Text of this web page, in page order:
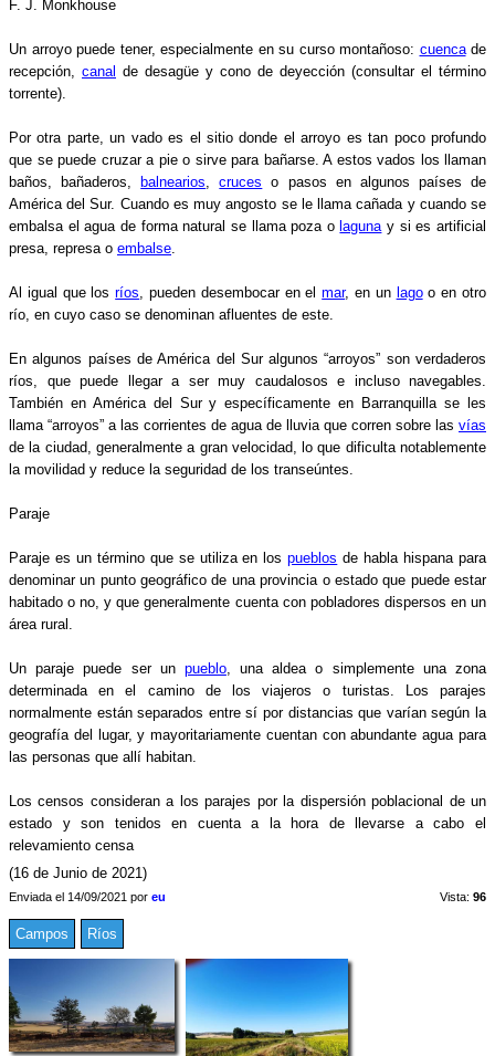
F. J. Monkhouse
Un arroyo puede tener, especialmente en su curso montañoso: cuencade
recepción, canal de desagüe y cono de deyección (consultar el término
torrente).
Por otra parte, un vado es el sitio donde el arroyo es tan poco profundo
que se puede cruzar a pie o sirve para bañarse. A estos vados los llaman
baños, bañaderos,
balnearios ,cruces o pasos en algunos países de
América del Sur. Cuando es muy angosto se le llama cañada y cuando se
embalsa el agua de forma natural se llama poza o laguna y si es artificial
presa, represa o embalse
Al igual que losríos , pueden desembocar en elmar, en un lagoo en otro
río, en cuyo caso se denominan afluentes de este.
En algunos países de América del Sur algunos “arroyos” son verdaderos
ríos, que puede llegar a ser muy caudalosos e incluso navegables.
También en América del Sur y específicamente en Barranquilla se les
llama “arroyos” a las corrientes de agua de lluvia que corren sobre las vías
de la ciudad, generalmente a gran velocidad, lo que dificulta notablemente
la movilidad y reduce la seguridad de los transeúntes.
Paraje
Paraje es un término que se utiliza en lospueblos de habla hispana para
denominar un punto geográfico de una provincia o estado que puede estar
habitado o no, y que generalmente cuenta con pobladores dispersos en un
área rural.
Un paraje puede ser un pueblo,​ una aldea o simplemente una zona
determinada en el camino de los viajeros o turistas. Los parajes
normalmente están separados entre sí por distancias que varían según la
geografía del lugar, y mayoritariamente cuentan con abundante agua para
las personas que allí habitan.
Los censos consideran a los parajes por la dispersión poblacional de un
estado y son tenidos en cuenta a la hora de llevarse a cabo el
relevamiento censa
(16 de Junio de 2021)
Enviada el 14/09/2021 por eu Vista: 96
Campos Ríos